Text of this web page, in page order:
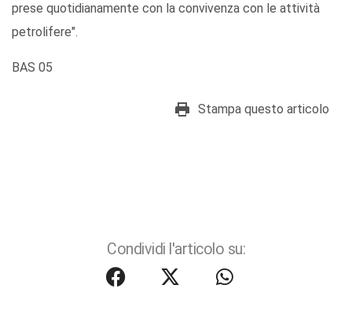
prese quotidianamente con la convivenza con le attività
petrolifere".
BAS 05
Stampa questo articolo
Condividi l'articolo su: